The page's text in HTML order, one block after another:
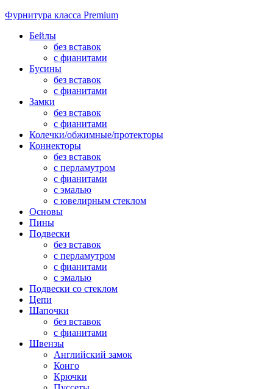
Фурнитура класса Premium
Бейлы
без вставок
с фианитами
Бусины
без вставок
с фианитами
Замки
без вставок
с фианитами
Колечки/обжимные/протекторы
Коннекторы
без вставок
с перламутром
с фианитами
с эмалью
с ювелирным стеклом
Основы
Пины
Подвески
без вставок
с перламутром
с фианитами
с эмалью
Подвески со стеклом
Цепи
Шапочки
без вставок
с фианитами
Швензы
Английский замок
Конго
Крючки